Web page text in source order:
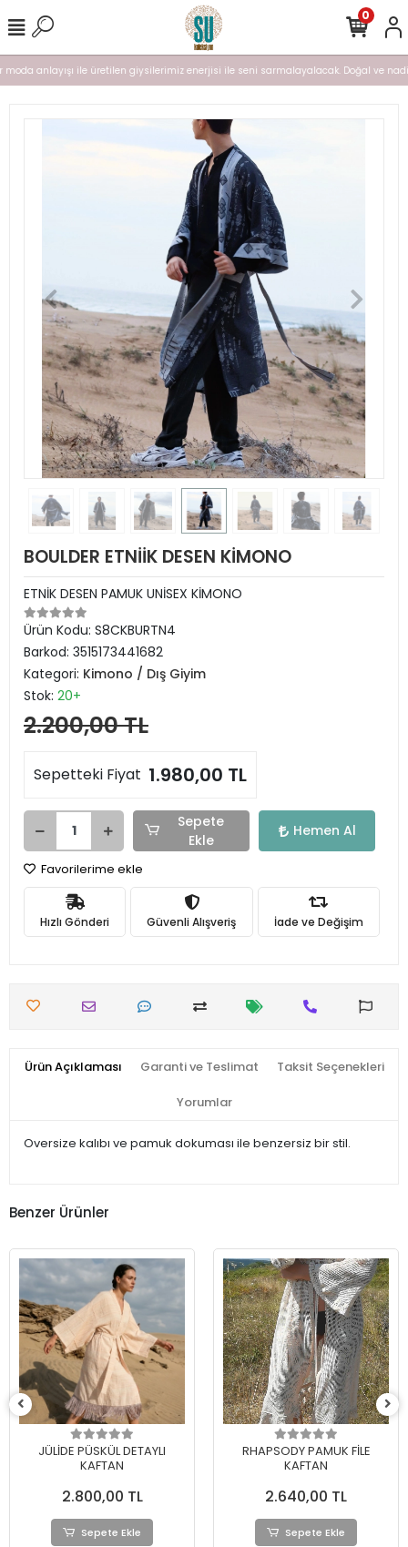
moda anlayışı ile üretilen giysilerimiz enerjisi ile seni sarmalayalacak. Doğal ve
0
BOULDER ETNİİK DESEN KİMONO
ETNİK DESEN PAMUK UNİSEX KİMONO
Ürün Kodu: S8CKBURTN4
Barkod: 3515173441682
Kategori: Kimono / Dış Giyim
Stok: 20+
2.200,00 TL
Sepetteki Fiyat 1.980,00 TL
Sepete
Ekle
Hemen Al
Favorilerime ekle
Hızlı Gönderi Güvenli Alışveriş İade ve Değişim
Ürün Açıklaması Garanti ve Teslimat Taksit Seçenekleri
Yorumlar
Oversize kalıbı ve pamuk dokuması ile benzersiz bir stil.
Benzer Ürünler
RHAPSODY PAMUK FİLE
KAFTAN
2.640,00 TL
Sepete Ekle
AKANA PAMUK ŞİLE BEZİ
DANTELLİ BOHO KAFTAN
2.780,00 TL
Sepete Ekle